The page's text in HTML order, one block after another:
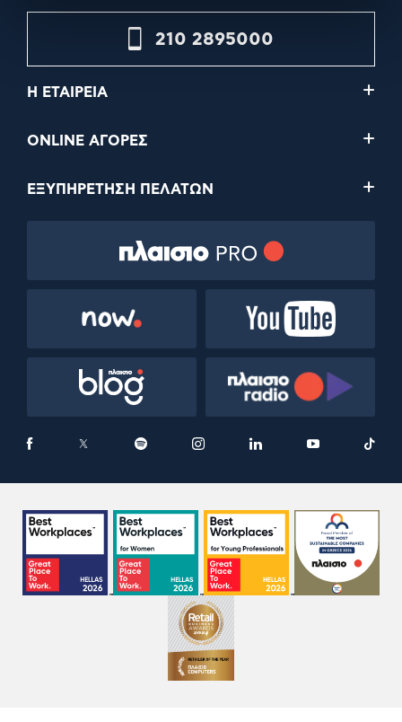
Padded Pak'r Spark Grade
55,00€
Προσθήκη
Padded Pak'r Flora Fade
55,00€
ONLINE ΑΓΟΡΕΣ
ΕΞΥΠΗΡΕΤΗΣΗ ΠΕΛΑΤΩΝ